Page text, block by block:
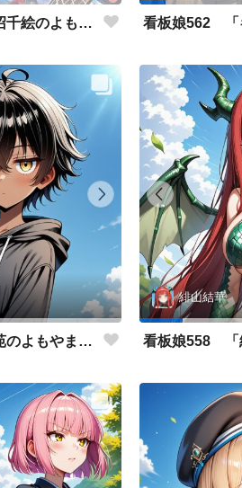
看板娘562 「八木沼千絵のよもやま話」
看板娘559 「日暗苑のよもやま話」
緋山結華